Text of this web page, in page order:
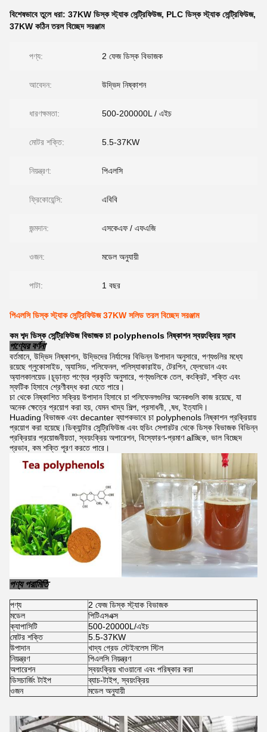
বিশেষভাবে তুলে ধরা: 37KW ডিস্ক স্ট্যাক সেন্ট্রিফিউজ, PLC ডিস্ক স্ট্যাক সেন্ট্রিফিউজ,
37KW কঠিন তরল বিচ্ছেদ সরঞ্জাম
পণ্য: 2 ফেজ ডিস্ক বিভাজক
আবেদন: উদ্ভিদ নিষ্কাশন
ধারণক্ষমতা: 500-200000L / এইচ
মোটর শক্তি: 5.5-37KW
নিয়ন্ত্রণ: পিএলসি
ফ্রিকোয়েন্সি: এবিবি
জন্মদান: এসকেএফ / এফএজি
ওজন: মডেল অনুযায়ী
পাটা: 1 বছর
পিএলসি ডিস্ক স্ট্যাক সেন্ট্রিফিউজ 37KW সলিড তরল বিচ্ছেদ সরঞ্জাম
কম শব্দ ডিস্ক সেন্ট্রিফিউজ বিভাজক চা polyphenols নিষ্কাশন স্বয়ংক্রিয় স্রাব
পণ্যের বর্ণনা
বর্তমানে, উদ্ভিদ নিষ্কাশন, উদ্ভিদের নির্যাসের বিভিন্ন উপাদান অনুসারে, পণ্যগুলির মধ্যে
রয়েছে গ্লুকোসাইড, অ্যাসিড, পলিফেনল, পলিস্যাকারাইড, টেরপিন, ফ্লেভোন এবং
অ্যালকালয়েড।চূড়ান্ত পণ্যের প্রকৃতি অনুসারে, পণ্যগুলিকে তেল, কংক্রিট, শক্তি এবং
স্ফটিক হিসাবে শ্রেণীবদ্ধ করা যেতে পারে।
চা থেকে নিষ্কাশিত সক্রিয় উপাদান হিসাবে চা পলিফেনলগুলির অনেকগুলি কাজ রয়েছে, যা
অনেক ক্ষেত্রে প্রয়োগ করা হয়, যেমন খাদ্য শিল্প, প্রসাধনী, ,ষধ, ইত্যাদি।
Huading বিভাজক এবং decanter ব্যাপকভাবে চা polyphenols নিষ্কাশন প্রক্রিয়ায়
প্রয়োগ করা হয়েছে।ডিক্যান্টার সেন্ট্রিফিউজ এবং হুডিং সেপারটর থেকে ডিস্ক বিভাজক বিভিন্ন
প্রক্রিয়ার প্রয়োজনীয়তা, স্বয়ংক্রিয় অপারেশন, বিস্ফোরণ-প্রমাণ alচ্ছিক, ভাল বিচ্ছেদ
প্রভাব, কম শক্তি পূরণ করতে পারে।
পণ্য পরামিতি
পণ্য
2 ফেজ ডিস্ক স্ট্যাক বিভাজক
মডেল
পিটিএসএক্স
ক্যাপাসিটি
500-20000L/এইচ
মোটর শক্তি
5.5-37KW
উপাদান
খাদ্য গ্রেড স্টেইনলেস স্টিল
নিয়ন্ত্রণ
পিএলসি নিয়ন্ত্রণ
অপারেশন
স্বয়ংক্রিয় খাওয়ানো এবং পরিষ্কার করা
ডিসচার্জিং টাইপ
ব্যাচ-টাইপ, স্বয়ংক্রিয়
ওজন
মডেল অনুযায়ী